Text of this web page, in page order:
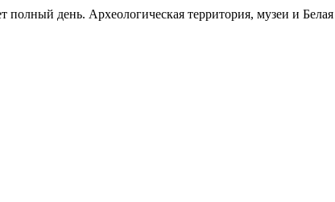
полный день. Археологическая территория, музеи и